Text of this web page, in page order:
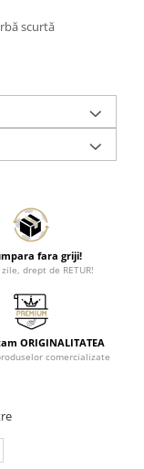
scurtă
fara griji!
drept de RETUR!
ORIGINALITATEA
comercializate